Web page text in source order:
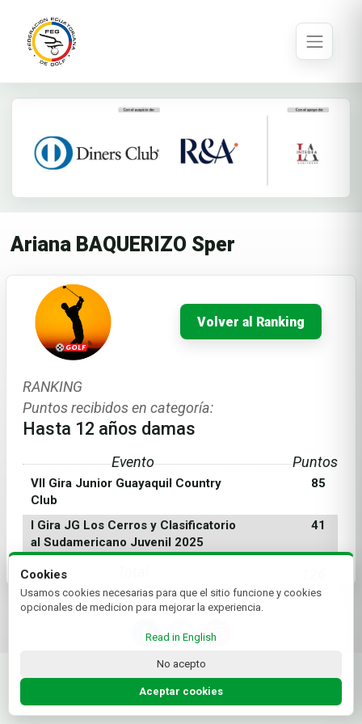
Ariana BAQUERIZO Sper
Volver al Ranking
RANKING
Puntos recibidos en categoría:
Hasta 12 años damas
Evento Puntos
VII Gira Junior Guayaquil Country
Club
85
I Gira JG Los Cerros y Clasificatorio
al Sudamericano Juvenil 2025
41
© 2026 Federación Ecuatoriana de Golf | by Plus+Golf
Website powered byPlus+Golf
Cookies
Usamos cookies necesarias para que el sitio funcione y cookies
opcionales de medicion para mejorar la experiencia.
Read in English
No acepto
Aceptar cookies